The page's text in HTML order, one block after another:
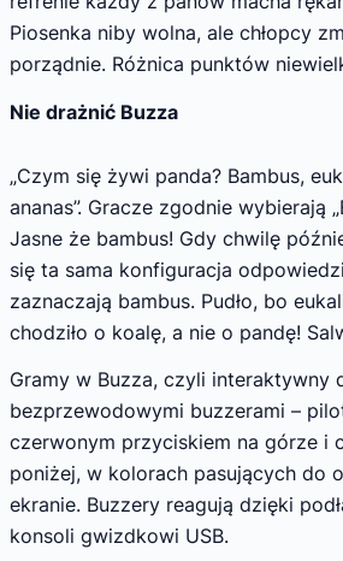
Piosenka niby wolna, ale chłopcy
porządnie. Różnica punktów
Nie drażnić Buzza
„Czym się żywi panda? Bambus,
ananas”. Gracze zgodnie wybierają
Jasne że bambus! Gdy chwilę
się ta sama konfiguracja
zaznaczają bambus. Pudło, bo
chodziło o koalę, a nie o pandę!
Gramy w Buzza, czyli interaktywny
bezprzewodowymi buzzerami –
czerwonym przyciskiem na górze i
poniżej, w kolorach pasujących do
ekranie. Buzzery reagują dzięki
konsoli gwizdkowi USB.